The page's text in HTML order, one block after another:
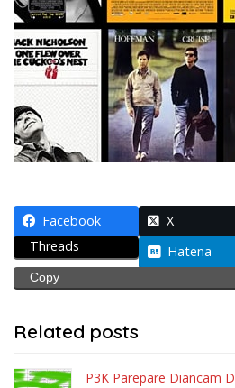
Facebook X
Threads
Hatena
Copy
Related posts
P3K Parepare Diancam